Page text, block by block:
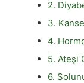
2.
3.
4.
5. Ateşi
6.